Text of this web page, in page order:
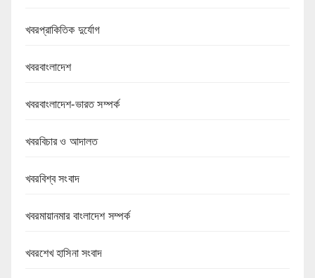
খবরপ্রাকিতিক দুর্যোগ
খবরবাংলাদেশ
খবরবাংলাদেশ-ভারত সম্পর্ক
খবরবিচার ও আদালত
খবরবিশ্ব সংবাদ
খবরমায়ানমার বাংলাদেশ সম্পর্ক
খবরশেখ হাসিনা সংবাদ